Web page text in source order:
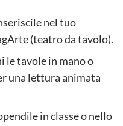
nel tuo
(teatro da tavolo).
le tavole in mano o
una lettura animata
in classe o nello